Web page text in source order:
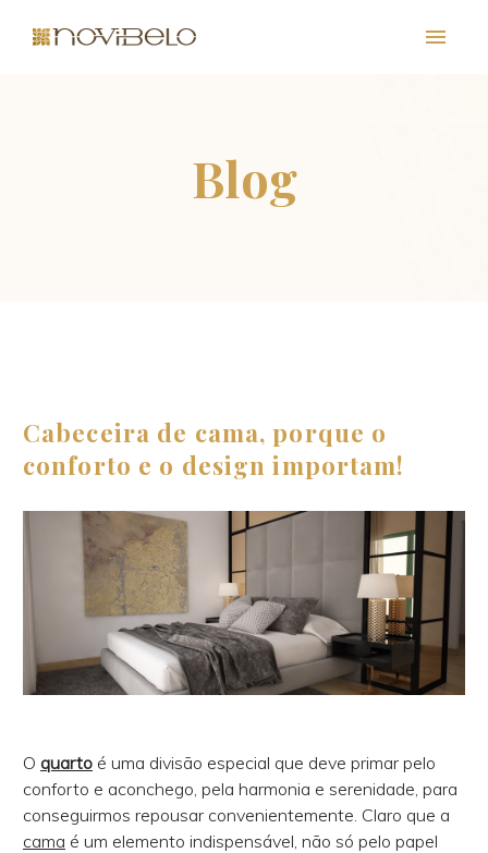
Cabeceira de cama, porque o
conforto e o design importam!
O quarto é uma divisão especial que deve primar pelo
conforto e aconchego, pela harmonia e serenidade, para
conseguirmos repousar convenientemente. Claro que a
cama é um elemento indispensável, não só pelo papel